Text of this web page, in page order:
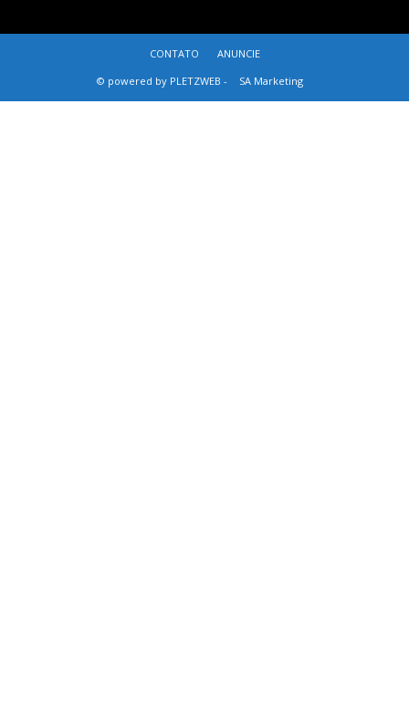
CONTATO
ANUNCIE
© powered by PLETZWEB -
SA Marketing